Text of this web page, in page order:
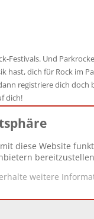
Festivals. Und
hast, dich für Rock im
registriere dich doch
dich!
Deutsch [Du]
diese Website
weitere